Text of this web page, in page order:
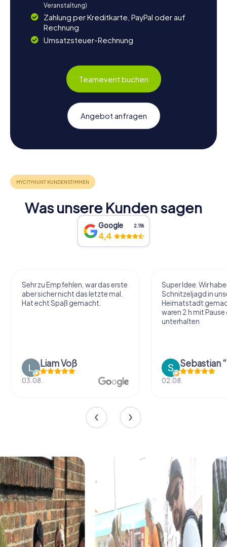
Veranstaltung)
Zahlung per Kreditkarte, PayPal oder auf
Rechnung
Umsatzsteuer-Rechnung
Teamevent buchen
Angebot anfragen
Was unsere Kunden sagen
Google 2.118
4,4
Sehr zu Empfehlen, war das erste
aber sicher nicht das letzte mal.
Hat echt Spaß gemacht.
Liam Voß
03.08.
Super Idee. Wir
Schnitzeljagd in
Heimatstadt
waren 2 h mit
unterhalten
02.08.